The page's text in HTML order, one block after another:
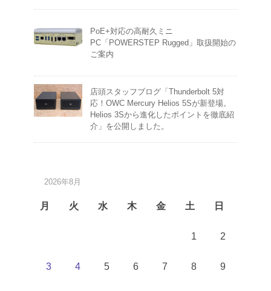
PoE+対応の高耐久ミニ
PC「POWERSTEP Rugged」取扱開始の
ご案内
店頭スタッフブログ「Thunderbolt 5対
応！OWC Mercury Helios 5Sが新登場。
Helios 3Sから進化したポイントを徹底紹
介」を公開しました。
2026年8月
月 火 水 木 金 土 日
1 2
3 4 5 6 7 8 9